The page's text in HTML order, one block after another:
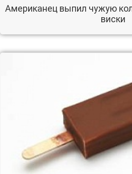
Американец выпил чужую
виски